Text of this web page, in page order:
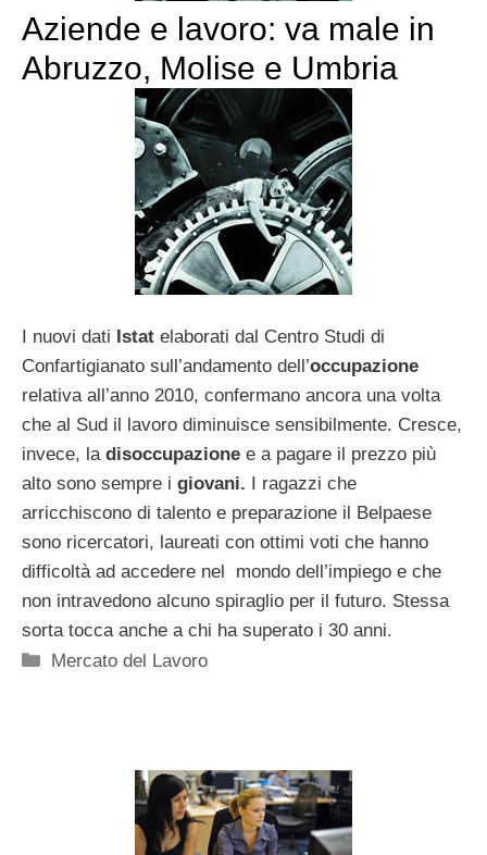
Aziende e lavoro: va male in
Abruzzo, Molise e Umbria
I nuovi dati Istat elaborati dal Centro Studi di
Confartigianato sull’andamento dell’occupazione
relativa all’anno 2010, confermano ancora una volta
che al Sud il lavoro diminuisce sensibilmente. Cresce,
invece, la disoccupazione e a pagare il prezzo più
alto sono sempre i giovani. I ragazzi che
arricchiscono di talento e preparazione il Belpaese
sono ricercatori, laureati con ottimi voti che hanno
difficoltà ad accedere nel mondo dell’impiego e che
non intravedono alcuno spiraglio per il futuro. Stessa
sorta tocca anche a chi ha superato i 30 anni.
Categorie
Mercato del Lavoro